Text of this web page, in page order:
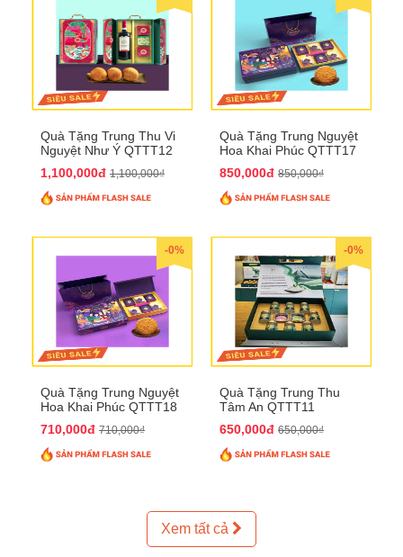
Quà Tặng Trung Thu Vi
Nguyệt Như Ý QTTT12
1,100,000đ 1,100,000₫
Quà Tặng Trung Nguyệt
Hoa Khai Phúc QTTT17
850,000đ 850,000₫
-0%
Quà Tặng Trung Nguyệt
Hoa Khai Phúc QTTT18
710,000đ 710,000₫
-0%
Quà Tặng Trung Thu
Tâm An QTTT11
650,000đ 650,000₫
Xem tất cả